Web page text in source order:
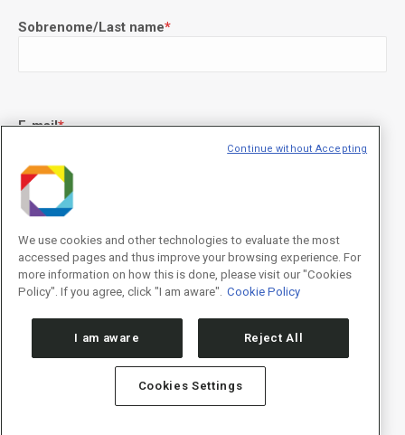
Sobrenome/Last name*
E-mail*
Concordo com os termos de uso descritos naPolítica de
Privacidade
/I agree to the terms of use described in the
Privacy
Policy.
We use cookies and other technologies to evaluate the most
accessed pages and thus improve your browsing experience. For
more information on how this is done, please visit our "Cookies
Policy". If you agree, click "I am aware". Cookie Policy
I am aware Reject All
Cookies Settings
Continue without Accepting